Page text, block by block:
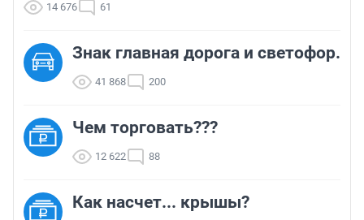
14 676 61
Знак главная дорога и светофор.
41 868 200
Чем торговать???
12 622 88
Как насчет... крышы?